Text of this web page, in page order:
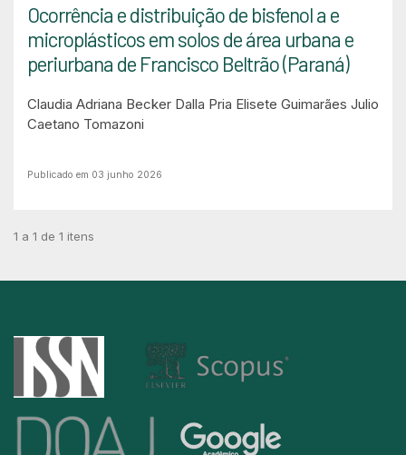
Ocorrência e distribuição de bisfenol a e
microplásticos em solos de área urbana e
periurbana de Francisco Beltrão (Paraná)
Claudia Adriana Becker Dalla Pria Elisete Guimarães Julio
Caetano Tomazoni
Publicado em 03 junho 2026
1 a 1 de 1 itens